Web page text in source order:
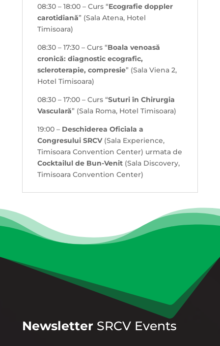
08:30 – 18:00 – Curs “Ecografie doppler
carotidiană” (Sala Atena, Hotel
Timisoara)
08:30 – 17:30 – Curs “Boala venoasă
cronică: diagnostic ecografic,
scleroterapie, compresie” (Sala Viena 2,
Hotel Timisoara)
08:30 – 17:00 – Curs “Suturi în Chirurgia
Vasculară” (Sala Roma, Hotel Timisoara)
19:00 – Deschiderea Oficiala a
Congresului SRCV(Sala Experience,
Timisoara Convention Center) urmata de
Cocktailul de Bun-Venit(Sala Discovery,
Timisoara Convention Center)
NewsletterSRCV Events